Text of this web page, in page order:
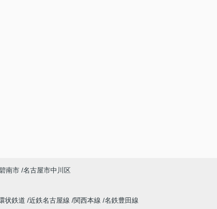
南市 名古屋市中川区
状鉄道 近鉄名古屋線 関西本線 名鉄豊田線